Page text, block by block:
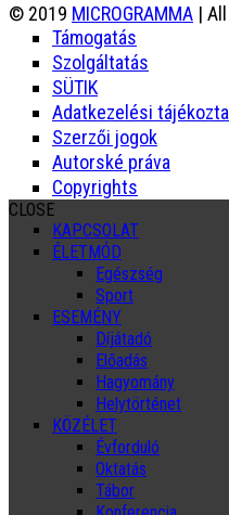
© 2019 MICROGRAMMA |
Támogatás
Szolgáltatás
SÜTIK
Adatkezelési
Szerzői jogok
Autorské práva
Copyrights
CLOSE
KAPCSOLAT
ÉLETMÓD
Egészség
Sport
ESEMÉNY
Díjátadó
Előadás
Hagyomány
Helytörténet
KÖZÉLET
Évforduló
Oktatás
Tábor